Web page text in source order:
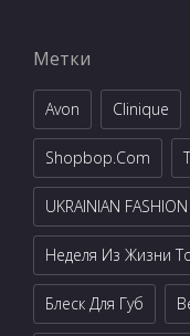
Метки
Avon Clinique
Shopbop.com
UKRAINIAN
Неделя Из Жизни
Блеск Для Губ